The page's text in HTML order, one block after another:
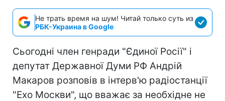
Не трать время на шум! Читай только суть из
РБК-Украина в Google
Сьогодні член генради "Єдиної Росії" і
депутат Державної Думи РФ Андрій
Макаров розповів в інтерв'ю радіостанції
"Ехо Москви", що вважає за необхідне не